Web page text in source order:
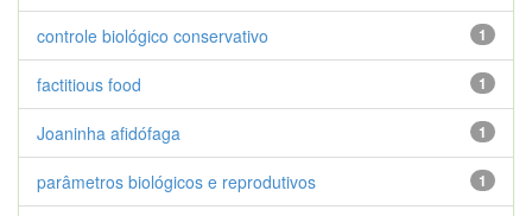
1
controle biológico conservativo
1
factitious food
1
Joaninha afidófaga
1
parâmetros biológicos e reprodutivos